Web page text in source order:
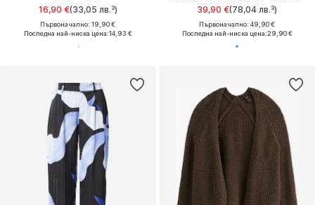
16,90 €(33,05 лв.³)
Първоначално: 19,90 €
Последна най-ниска цена:14,93 €
39,90 €(78,04 лв.³)
Първоначално: 49,90 €
Последна най-ниска цена:29,90 €